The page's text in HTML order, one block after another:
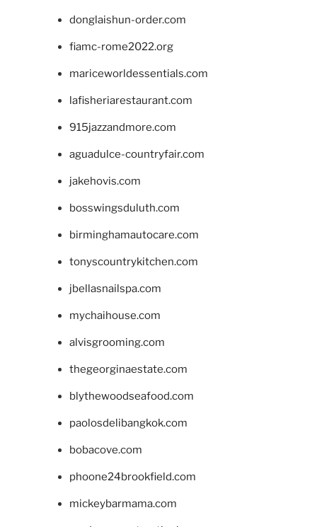
donglaishun-order.com
fiamc-rome2022.org
mariceworldessentials.com
lafisheriarestaurant.com
915jazzandmore.com
aguadulce-countryfair.com
jakehovis.com
bosswingsduluth.com
birminghamautocare.com
tonyscountrykitchen.com
jbellasnailspa.com
mychaihouse.com
alvisgrooming.com
thegeorginaestate.com
blythewoodseafood.com
paolosdelibangkok.com
bobacove.com
phoone24brookfield.com
mickeybarmama.com